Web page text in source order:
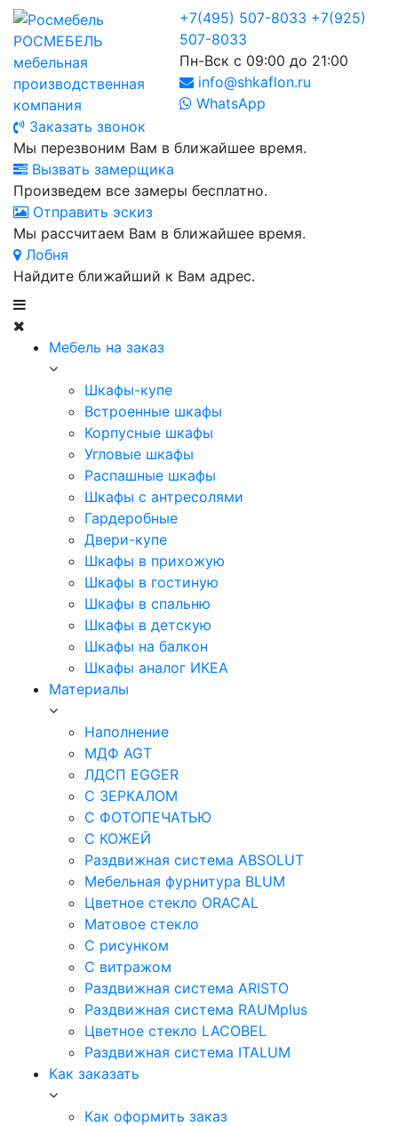
РОСМЕБЕЛЬ
мебельная
производственная
компания
+7(495) 507-8033 +7(925)
507-8033
Пн-Вск с 09:00 до 21:00
info@shkaflon.ru
WhatsApp
Заказать звонок
Мы перезвоним Вам в ближайшее время.
Вызвать замерщика
Произведем все замеры бесплатно.
Отправить эскиз
Мы рассчитаем Вам в ближайшее время.
Лобня
Найдите ближайший к Вам адрес.
Мебель на заказ
Шкафы-купе
Встроенные шкафы
Корпусные шкафы
Угловые шкафы
Распашные шкафы
Шкафы с антресолями
Гардеробные
Двери-купе
Шкафы в прихожую
Шкафы в гостиную
Шкафы в спальню
Шкафы в детскую
Шкафы на балкон
Шкафы аналог ИКЕА
Материалы
Наполнение
МДФ AGT
ЛДСП EGGER
С ЗЕРКАЛОМ
С ФОТОПЕЧАТЬЮ
С КОЖЕЙ
Раздвижная система ABSOLUT
Мебельная фурнитура BLUM
Цветное стекло ORACAL
Матовое стекло
C рисунком
C витражом
Раздвижная система ARISTO
Раздвижная система RAUMplus
Цветное стекло LACOBEL
Раздвижная система ITALUM
Как заказать
Как оформить заказ